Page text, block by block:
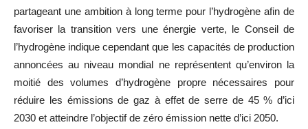
partageant une ambition à long terme pour l’hydrogène afin de
favoriser la transition vers une énergie verte, le Conseil de
l’hydrogène indique cependant que les capacités de production
annoncées au niveau mondial ne représentent qu’environ la
moitié des volumes d’hydrogène propre nécessaires pour
réduire les émissions de gaz à effet de serre de 45 % d’ici
2030 et atteindre l’objectif de zéro émission nette d’ici 2050.